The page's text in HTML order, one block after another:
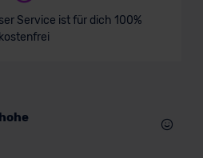
Service ist für dich 100%
kostenfrei